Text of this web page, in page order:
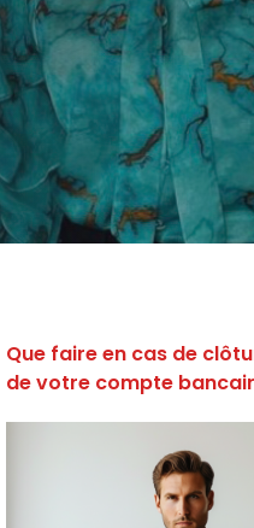
Que faire en cas de
de votre compte